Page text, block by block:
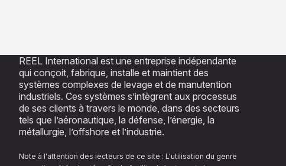
REEL International est une entreprise indépendante
qui conçoit, fabrique, installe et maintient des
systèmes complexes de levage et de manutention
industriels. Ces systèmes s’intègrent aux processus
de ses clients à travers le monde, dans des secteurs
tels que l’aéronautique, la défense, l’énergie, la
métallurgie, l’offshore et l’industrie.
Note à l'attention des lecteurs de ce site : L'utilisation du genre